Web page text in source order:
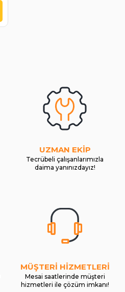
UZMAN EKİP
Tecrübeli çalışanlarımızla
daima yanınızdayız!
MÜŞTERİ HİZMETLERİ
Mesai saatlerinde müşteri
hizmetleri ile çözüm imkanı!